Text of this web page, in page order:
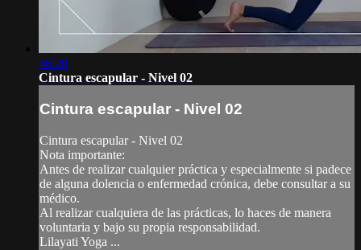
46:20
Cintura escapular - Nivel 02
Cintura escapular - Nivel 02
Cintura escapular - Nivel 02
Nota importante:
Antes de realizar cualquier práctica y especialmente si padece
de alguna dolencia o enfermedad crónica, debe consultar a su
médico.
Al realizar cualquiera de las prácticas, lo haces de manera
voluntaria y bajo su propia responsabilidad.
Lilayati Yoga ...